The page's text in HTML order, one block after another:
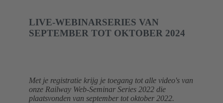
LIVE-WEBINARSERIES VAN
SEPTEMBER TOT OKTOBER 2024
Met je registratie krijg je toegang tot alle video's van
onze Railway Web-Seminar Series 2022 die
plaatsvonden van september tot oktober 2022.